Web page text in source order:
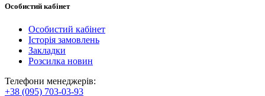
Особистий кабінет
Особистий кабінет
Історія замовлень
Закладки
Розсилка новин
Телефони менеджерів:
+38 (095) 703-03-93